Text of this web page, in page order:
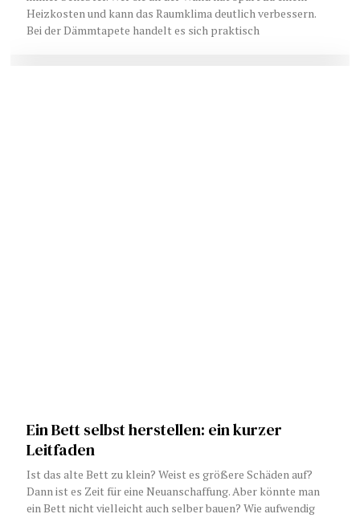
Heizkosten und kann das Raumklima deutlich verbessern.
Bei der Dämmtapete handelt es sich praktisch
Ein Bett selbst herstellen: ein kurzer
Leitfaden
Ist das alte Bett zu klein? Weist es größere Schäden auf?
Dann ist es Zeit für eine Neuanschaffung. Aber könnte man
ein Bett nicht vielleicht auch selber bauen? Wie aufwendig